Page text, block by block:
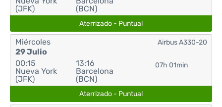
(JFK)
(BCN)
Aterrizado - Puntual
Miércoles
29 Julio
00:15
Nueva York
(JFK)
13:16
Barcelona
(BCN)
07h 01min
Airbus A330-20
Aterrizado - Puntual